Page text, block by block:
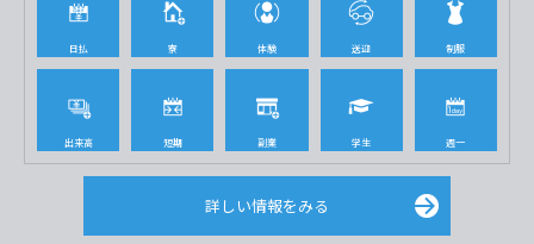
日払 寮 体験 送迎 制服
出来高 短期 副業 学生 週一
詳しい情報をみる